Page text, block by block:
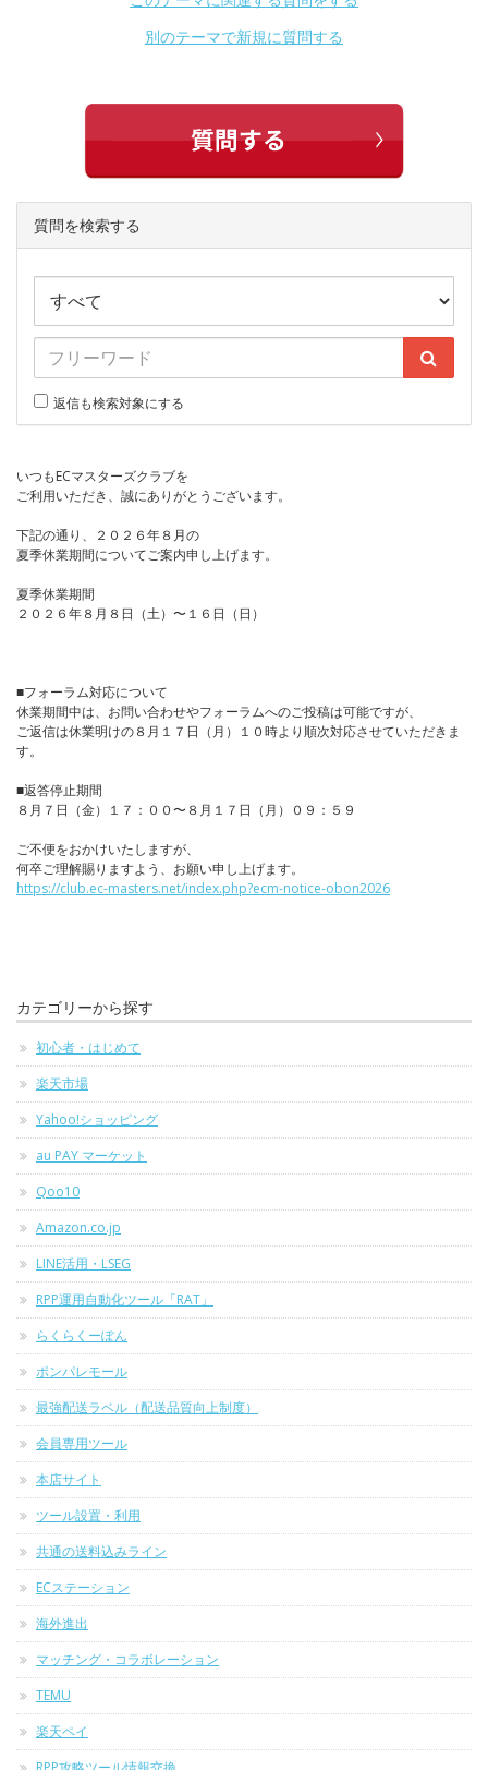
別のテーマで新規に質問する
質問を検索する
返信も検索対象にする
いつもECマスターズクラブを
ご利用いただき、誠にありがとうございます。
下記の通り、２０２６年８月の
夏季休業期間についてご案内申し上げます。
夏季休業期間
２０２６年８月８日（土）〜１６日（日）
■フォーラム対応について
休業期間中は、お問い合わせやフォーラムへのご投稿は可能ですが、
ご返信は休業明けの８月１７日（月）１０時より順次対応させていただきま
す。
■返答停止期間
８月７日（金）１７：００〜８月１７日（月）０９：５９
ご不便をおかけいたしますが、
何卒ご理解賜りますよう、お願い申し上げます。
https://club.ec-masters.net/index.php?ecm-notice-obon2026
カテゴリーから探す
初心者・はじめて
楽天市場
Yahoo!ショッピング
au PAY マーケット
Qoo10
Amazon.co.jp
LINE活用・LSEG
RPP運用自動化ツール「RAT」
らくらくーぽん
ポンパレモール
最強配送ラベル（配送品質向上制度）
会員専用ツール
本店サイト
ツール設置・利用
共通の送料込みライン
ECステーション
海外進出
マッチング・コラボレーション
TEMU
楽天ペイ